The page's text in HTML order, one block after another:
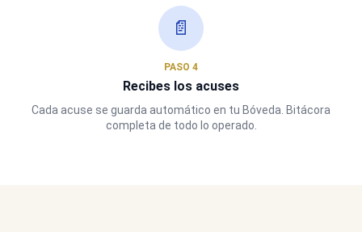
📄
PASO 4
Recibes los acuses
Cada acuse se guarda automático en tu Bóveda. Bitácora
completa de todo lo operado.